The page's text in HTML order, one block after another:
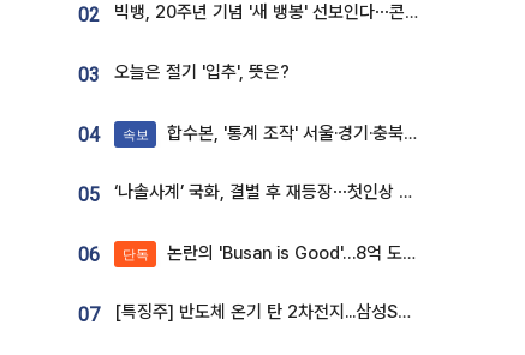
02 빅뱅, 20주년 기념 '새 뱅봉' 선보인다⋯콘서트 앞두고 팝업 개최
03 오늘은 절기 '입추', 뜻은?
04 속보 합수본, '통계 조작' 서울·경기·충북 선관위 등 추가 압수수색
05 ‘나솔사계’ 국화, 결별 후 재등장⋯첫인상 투표 휩쓸고 ‘인기녀’ 등극
06 단독 논란의 'Busan is Good'…8억 도시브랜드, 용산 대통령실 CI 업체가 수행
07 [특징주] 반도체 온기 탄 2차전지...삼성SDI, 장 초반 7% 넘게 껑충